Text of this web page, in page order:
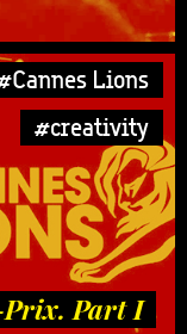
Lions
#creativity
Prix. Part I